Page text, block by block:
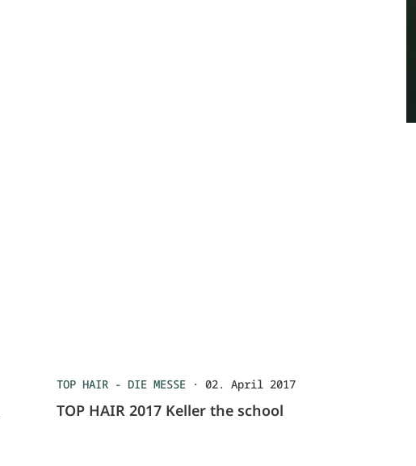
TOP HAIR - DIE MESSE· 02. April 2017
TOP HAIR 2017 Keller the school